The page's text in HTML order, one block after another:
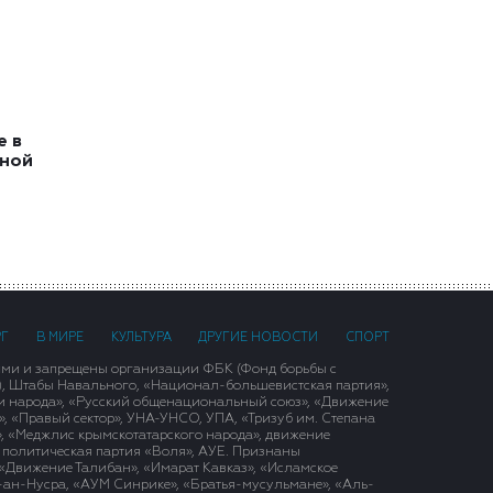
в
В МИРЕ КУЛЬТУРА ДРУГИЕ НОВОСТИ СПОРТ
и запрещены организации ФБК (Фонд борьбы с
Штабы Навального, «Национал-большевистская партия»,
народа», «Русский общенациональный союз», «Движение
«Правый сектор», УНА-УНСО, УПА, «Тризуб им. Степана
крымскотатарского народа», движение
политическая партия «Воля», АУЕ. Признаны
Талибан», «Имарат Кавказ», «Исламское
ан-Нусра, «АУМ Синрике», «Братья-мусульмане», «Аль-